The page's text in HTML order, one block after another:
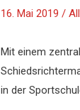
16. Mai 2019/
Mit einem
in der